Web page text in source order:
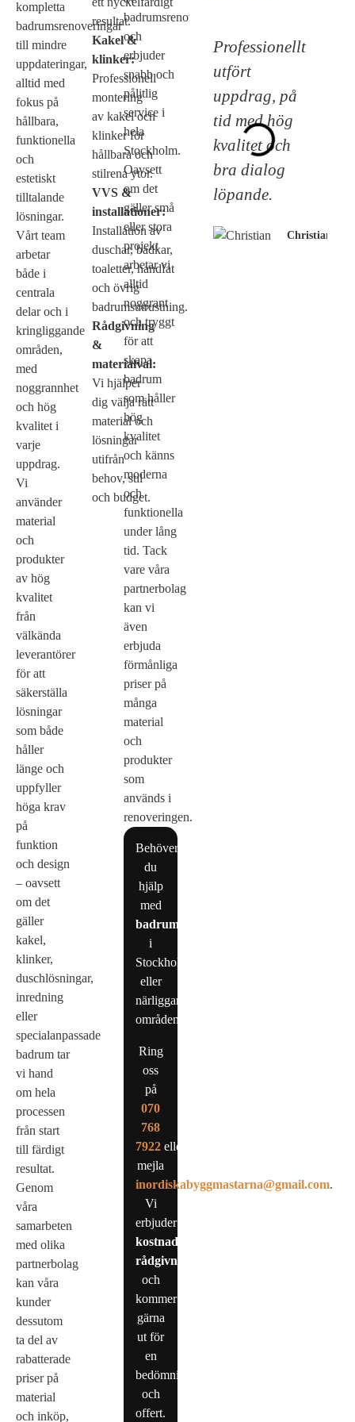
kompletta
badrumsrenoveringar
till mindre
uppdateringar,
alltid med
fokus på
hållbara,
funktionella
och
estetiskt
tilltalande
lösningar.
Vårt team
arbetar
både i
centrala
delar och i
kringliggande
områden,
med
noggrannhet
och hög
kvalitet i
varje
uppdrag.
Vi
använder
material
och
produkter
av hög
kvalitet
från
välkända
leverantörer
för att
säkerställa
lösningar
som både
håller
länge och
uppfyller
höga krav
på
funktion
och design
– oavsett
om det
gäller
kakel,
klinker,
duschlösningar,
inredning
eller
specialanpassade
badrum tar
vi hand
om hela
processen
från start
till färdigt
resultat.
Genom
våra
samarbeten
med olika
partnerbolag
kan våra
kunder
dessutom
ta del av
rabatterade
priser på
material
och inköp,
resultat.
Kakel &
klinker:
Professionell
montering
av kakel och
klinker för
hållbara och
stilrena ytor.
VVS &
installationer:
Installation av
duschar, badkar,
toaletter, handfat
och övrig
badrumsutrustning.
Rådgivning
&
materialval:
Vi hjälper
dig välja rätt
material och
lösningar
utifrån
behov, stil
och budget.
badrumsrenoveringar
och
erbjuder
snabb och
pålitlig
service i
hela
Stockholm.
Oavsett
om det
gäller små
eller stora
projekt
arbetar vi
alltid
noggrant
och tryggt
för att
skapa
badrum
som håller
hög
kvalitet
och känns
moderna
och
funktionella
under lång
tid. Tack
vare våra
partnerbolag
kan vi
även
erbjuda
förmånliga
priser på
många
material
och
produkter
som
används i
renoveringen.
Behöver
du
hjälp
med
badrumsrenovering
i
Stockholm
eller
närliggande
områden?
Ring
oss
på
070
768
7922 eller
mejla
inordiskabyggmastarna@gmail.com.
Vi
erbjuder
kostnadsfri
rådgivning
och
kommer
gärna
ut för
en
bedömning
och
offert.
Professionellt
utfört
uppdrag, på
tid med hög
kvalitet och
bra dialog
löpande.
Christian